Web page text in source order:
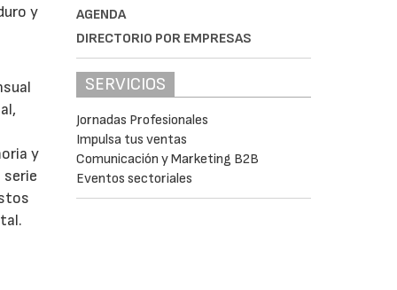
y
y
serie
AGENDA
DIRECTORIO POR EMPRESAS
SERVICIOS
Jornadas Profesionales
Impulsa tus ventas
Comunicación y Marketing B2B
Eventos sectoriales